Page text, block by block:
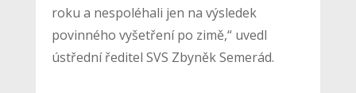
roku a nespoléhali jen na výsledek
povinného vyšetření po zimě,“ uvedl
ústřední ředitel SVS Zbyněk Semerád.